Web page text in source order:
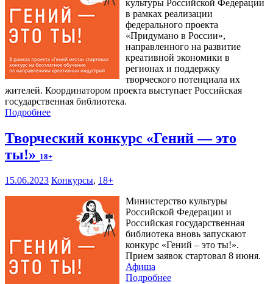
культуры Российской Федерации
в рамках реализации
федерального проекта
«Придумано в России»,
направленного на развитие
креативной экономики в
регионах и поддержку
творческого потенциала их
жителей. Координатором проекта выступает Российская
государственная библиотека.
Подробнее
Творческий конкурс «Гений — это
ты!» 18+
15.06.2023 Конкурсы, 18+
Министерство культуры
Российской Федерации и
Российская государственная
библиотека вновь запускают
конкурс «Гений – это ты!».
Прием заявок стартовал 8 июня.
Афиша
Подробнее